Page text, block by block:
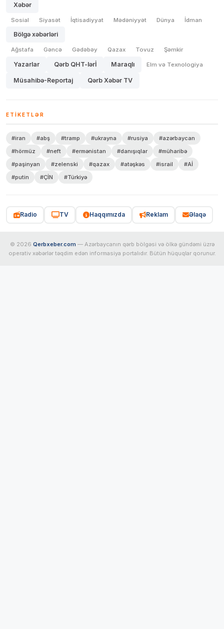
Xəbər
Sosial Siyasət İqtisadiyyat Mədəniyyət Dünya İdman
Bölgə xəbərləri
Ağstafa Gəncə Gədəbəy Qazax Tovuz Şəmkir
Yazarlar Qərb QHT-lərİ Maraqlı Elm və Texnologiya
Müsahibə-Reportaj Qərb Xəbər TV
ETIKETLƏR
#iran #abş #tramp #ukrayna #rusiya
#azərbaycan
#hörmüz
#neft #ermənistan #danışıqlar
#müharibə
#paşinyan
#zelenski #qazax #atəşkəs #israil
#Aİ
#putin
#ÇİN #Türkiyə
Radio TV Haqqımızda Reklam Əlaqə
© 2026 Qerbxeber.com — Azərbaycanın qərb bölgəsi və ölkə gündəmi üzrə
operativ xəbərlər təqdim edən informasiya portalıdır. Bütün hüquqlar qorunur.